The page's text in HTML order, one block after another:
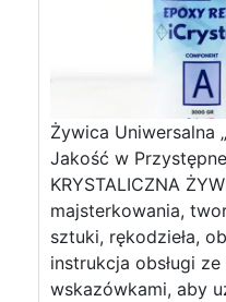
Żywica Uniwersalna
Jakość w
KRYSTALICZNA
majsterkowania,
sztuki, rękodzieła,
instrukcja obsługi
wskazówkami, aby